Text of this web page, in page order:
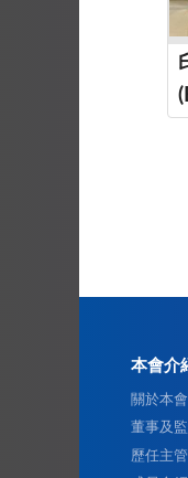
本會介
關於本會
董事及
歷任主管